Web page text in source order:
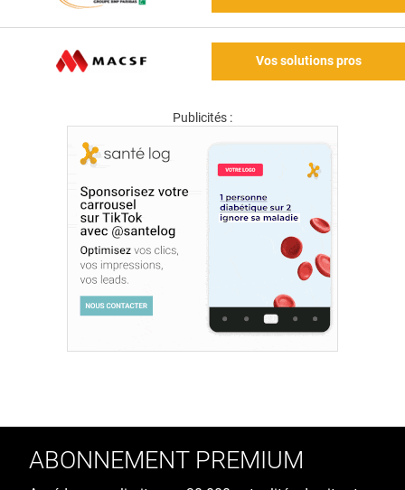
Vos solutions pros
Publicités :
ABONNEMENT PREMIUM